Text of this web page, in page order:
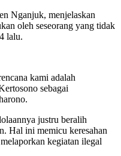
Nganjuk, menjelaskan
oleh seseorang yang tidak
lalu.
kami adalah
sebagai
justru beralih
Hal ini memicu keresahan
kegiatan ilegal